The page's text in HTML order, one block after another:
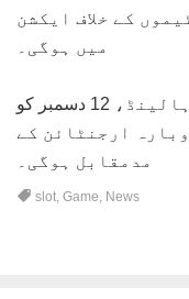
کے خلاف ایکشن
میں ہوگی۔
لیگ میں پاکستان ٹیم 10 دسمبر کو ہالینڈ، 12 دسمبر کو
کو دوبارہ ارجنٹائن کے
مدمقابل ہوگی۔
slot,Game, News